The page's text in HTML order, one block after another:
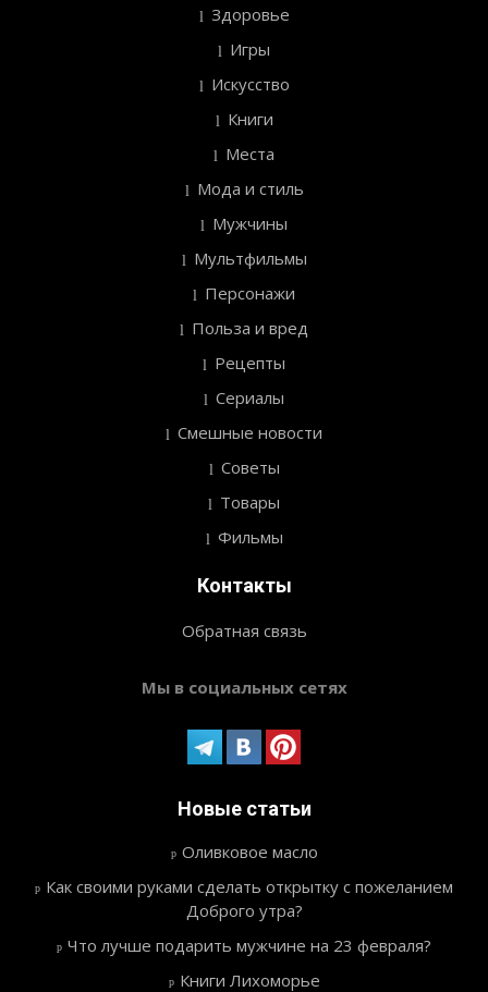
Здоровье
Игры
Искусство
Книги
Места
Мода и стиль
Мужчины
Мультфильмы
Персонажи
Польза и вред
Рецепты
Сериалы
Смешные новости
Советы
Товары
Фильмы
Контакты
Обратная связь
Мы в социальных сетях
Новые статьи
Оливковое масло
Как своими руками сделать открытку с пожеланием
Доброго утра?
Что лучше подарить мужчине на 23 февраля?
Книги Лихоморье